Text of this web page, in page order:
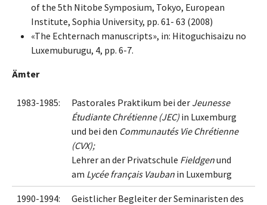
of the 5th Nitobe Symposium, Tokyo, European
Institute, Sophia University, pp. 61- 63 (2008)
«The Echternach manuscripts», in: Hitoguchisaizu no
Luxemuburugu, 4, pp. 6-7.
Ämter
1983-1985: Pastorales Praktikum bei der Jeunesse
Étudiante Chrétienne (JEC) in Luxemburg
und bei den Communautés Vie Chrétienne
(CVX);
Lehrer an der Privatschule Fieldgenund
am Lycée français Vauban in Luxemburg
1990-1994: Geistlicher Begleiter der Seminaristen des